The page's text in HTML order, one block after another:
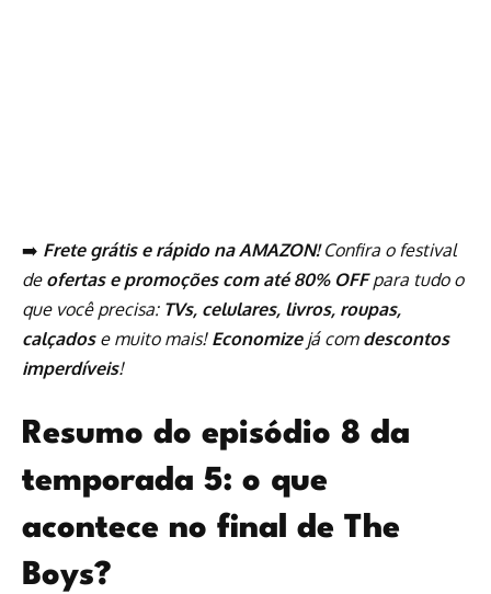
➡️ Frete grátis e rápido na AMAZON!Confira o festival
de ofertas e promoções com até 80% OFFpara tudo o
que você precisa: TVs, celulares, livros, roupas,
calçadose muito mais! Economizejá com descontos
imperdíveis!
Resumo do episódio 8 da
temporada 5: o que
acontece no final de The
Boys?